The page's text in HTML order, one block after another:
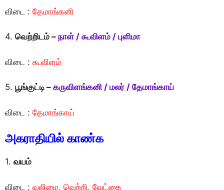
விடை : தேமாங்கனி
4. வெற்றிடம் – நாள் / கூவிளம் / புளிமா
விடை : கூவிளம்
5. பூங்குட்டி – கருவிளங்கனி / மலர் / தேமாங்காய்
விடை : தேமாங்காய்
அகராதியில் காண்க
1. வயம்
விடை : வலிமை, வெற்றி, வேட்கை